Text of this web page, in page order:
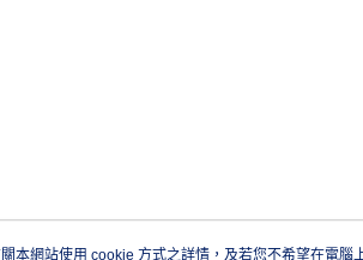
本網站使用 cookie 方式之詳情，及若您不希望在電腦